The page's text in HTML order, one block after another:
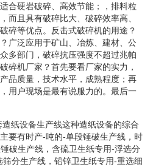
合硬岩破碎、高效节能；，排料粒
而且具有破碎比大、破碎效率高、
碎等优点。反击式破碎机的用途？
广泛应用于矿山、冶炼、建材、公
多部门，破碎抗压强度不超过兆帕
碎机厂家？首先要看厂家的实力，
品质量，技术水平，成熟程度；再
用户现场是最有说服力的。最后一
纸设备生产线这种造纸设备的综合
要有时产-吨的-单段锤破生产线，时
破生产线，含硫卫生纸专用-浮选分
分生产线，铅锌卫生纸专用-重选细